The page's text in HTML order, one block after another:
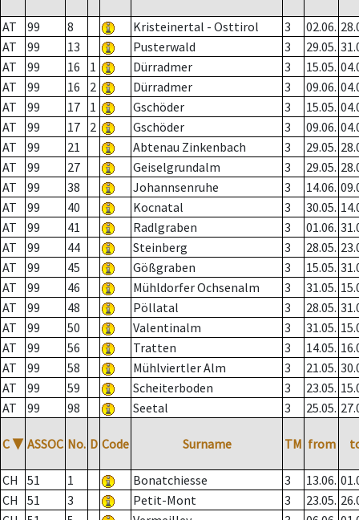
AT 99 8 Kristeinertal - Osttirol 3 02.06.
AT
99 13 Pusterwald 3 29.05.
AT
99 16 1 Dürradmer 3 15.05.
AT
99 16 2 Dürradmer 3 09.06.
AT
99 17 1 Gschöder 3 15.05.
AT
99 17 2 Gschöder 3 09.06.
AT
99 21 Abtenau Zinkenbach 3 29.05.
AT
99 27 Geiselgrundalm 3 29.05.
AT
99 38 Johannsenruhe 3 14.06.
AT
99 40 Kocnatal 3 30.05.
AT
99 41 Radlgraben 3 01.06.
AT
99 44 Steinberg 3 28.05.
AT
99 45 Gößgraben 3 15.05.
AT
99 46 Mühldorfer Ochsenalm 3 31.05.
AT
99 48 Pöllatal 3 28.05.
AT
99 50 Valentinalm 3 31.05.
AT
99 56 Tratten 3 14.05.
AT
99 58 Mühlviertler Alm 3 21.05.
AT
99 59 Scheiterboden 3 23.05.
AT
99 98 Seetal 3 25.05.
C ▼ ASSOC No. D Code Surname TM from
CH 51 1 Bonatchiesse 3 13.06.
CH
51 3 Petit-Mont 3 23.05.